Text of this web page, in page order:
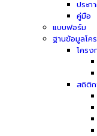
ประก
คู่มือ
แบบฟอร์ม
ฐานข้อมูลโค
โครง
สถิติก